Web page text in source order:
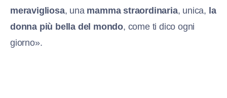
meravigliosa, una mamma straordinaria, unica, la
donna più bella del mondo, come ti dico ogni
giorno».